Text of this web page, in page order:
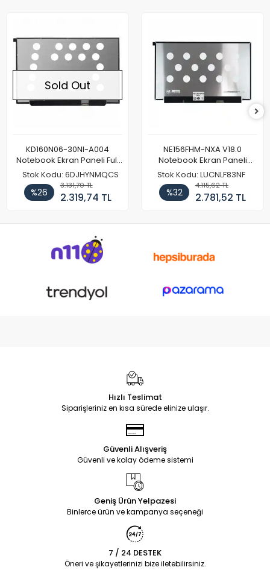
Sold Out
KD160N06-30NI-A004
Notebook Ekran Paneli Full
HD
Stok Kodu: 6DJHYNMQCS
%26
3.131,70 TL
2.319,74 TL
NE156FHM-NXA V18.0
Notebook Ekran Paneli
144Hz
Stok Kodu: LUCNLF83NF
%32
4.115,62 TL
2.781,52 TL
Hızlı Teslimat
Siparişleriniz en kısa sürede elinize ulaşır.
Güvenli Alışveriş
Güvenli ve kolay ödeme sistemi
Geniş Ürün Yelpazesi
Binlerce ürün ve kampanya seçeneği
7 / 24 DESTEK
Öneri ve şikayetlerinizi bize iletebilirsiniz.